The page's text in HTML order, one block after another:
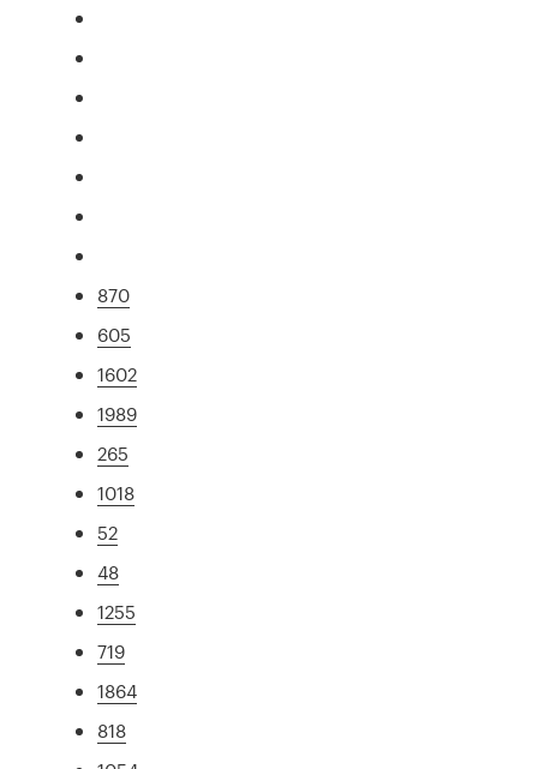
870
605
1602
1989
265
1018
52
48
1255
719
1864
818